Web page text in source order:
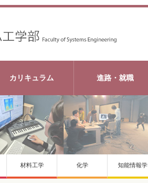
カリキュラム 進路・就職
材料工学 化学 知能情報学